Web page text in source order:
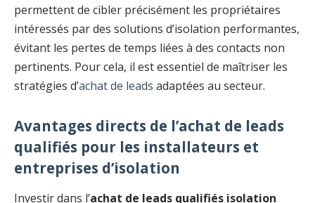
permettent de cibler précisément les propriétaires
intéressés par des solutions d’isolation performantes,
évitant les pertes de temps liées à des contacts non
pertinents. Pour cela, il est essentiel de maîtriser les
stratégies d’achat de leads adaptées au secteur.
Avantages directs de l’achat de leads
qualifiés pour les installateurs et
entreprises d’isolation
Investir dans l’achat de leads qualifiés isolation